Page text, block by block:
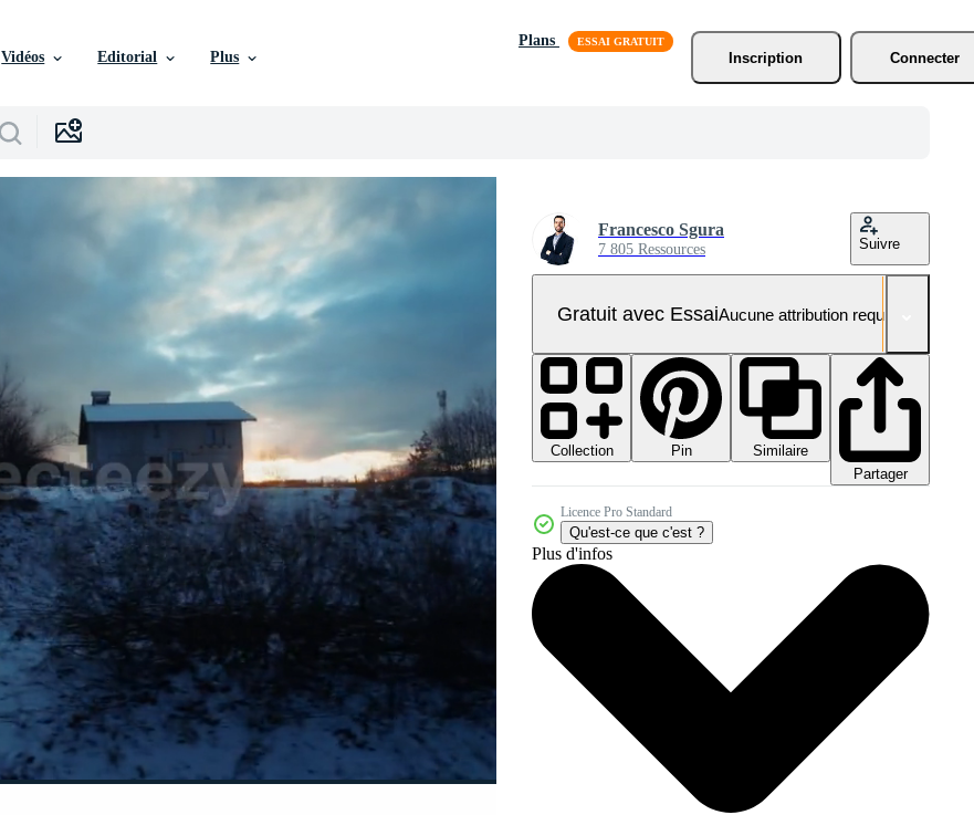
Vidéos Editorial Plus
Plans
Inscription
Connecter
Francesco Sgura
7 805 Ressources Suivre
Gratuit avec EssaiAucune attribution requise
Collection Pin
Similaire
Partager
Licence Pro Standard
Qu'est-ce que c'est ?
Plus d'infos